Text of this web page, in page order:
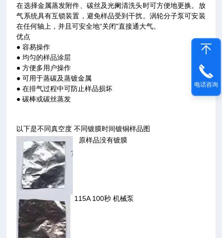
在选择金属蒸发附件、碳丝及光阑清洗头时可方便地更换。放
气系统具有互锁装置，避免样品受到干扰。涡轮分子泵可安装
在任何轴上，并且可安全地“关闭"直接通大气。
优点
● 容易操作
● 均匀的样品涂层
● 方便多用户操作
● 可用于蒸碳及蒸镀金属
● 在排气过程中可防止样品损坏
● 碳棒或碳丝蒸发
以下是不同真空度 不同镀膜时间镀铜样品图
原样品没有镀膜
115A 100秒 机械泵
电话咨询